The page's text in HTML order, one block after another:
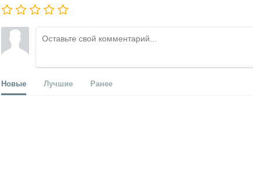
Новые Лучшие Ранее